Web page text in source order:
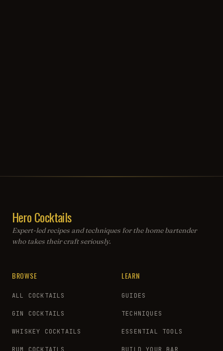
Hero Cocktails
Expert-led recipes and techniques for the home bartender
who takes their craft seriously.
BROWSE
ALL COCKTAILS
GIN COCKTAILS
WHISKEY COCKTAILS
LEARN
GUIDES
TECHNIQUES
ESSENTIAL TOOLS